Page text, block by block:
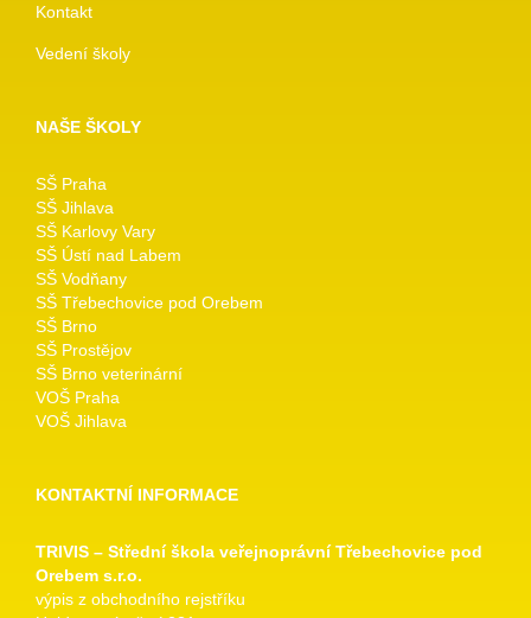
Kontakt
Vedení školy
NAŠE ŠKOLY
SŠ Praha
SŠ Jihlava
SŠ Karlovy Vary
SŠ Ústí nad Labem
SŠ Vodňany
SŠ Třebechovice pod Orebem
SŠ Brno
SŠ Prostějov
SŠ Brno veterinární
VOŠ Praha
VOŠ Jihlava
KONTAKTNÍ INFORMACE
TRIVIS – Střední škola veřejnoprávní Třebechovice pod
Orebem s.r.o.
výpis z obchodního rejstříku